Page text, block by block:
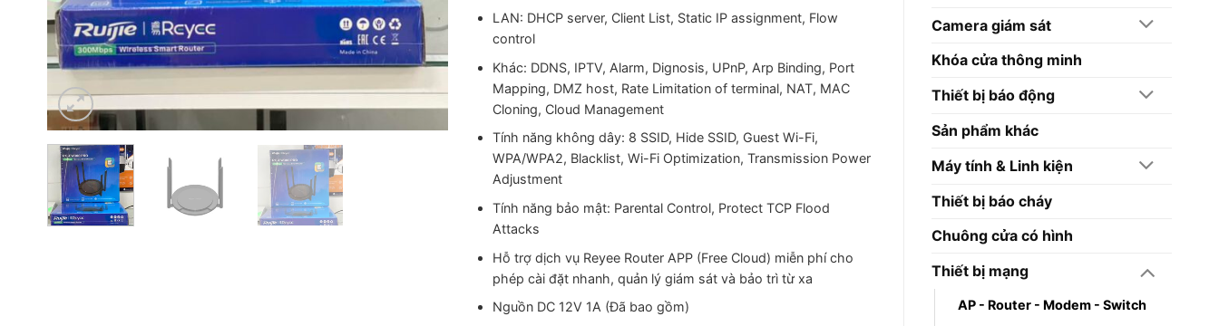
Camera giám sát
Khóa cửa thông minh
Thiết bị báo động
Sản phẩm khác
Máy tính & Linh kiện
Thiết bị báo cháy
Chuông cửa có hình
Thiết bị mạng
AP - Router - Modem - Switch
LAN: DHCP server, Client List, Static IP assignment, Flow
control
Khác: DDNS, IPTV, Alarm, Dignosis, UPnP, Arp Binding, Port
Mapping, DMZ host, Rate Limitation of terminal, NAT, MAC
Cloning, Cloud Management
Tính năng không dây: 8 SSID, Hide SSID, Guest Wi-Fi,
WPA/WPA2, Blacklist, Wi-Fi Optimization, Transmission Power
Adjustment
Tính năng bảo mật: Parental Control, Protect TCP Flood
Attacks
Hỗ trợ dịch vụ Reyee Router APP (Free Cloud) miễn phí cho
phép cài đặt nhanh, quản lý giám sát và bảo trì từ xa
Nguồn DC 12V 1A (Đã bao gồm)